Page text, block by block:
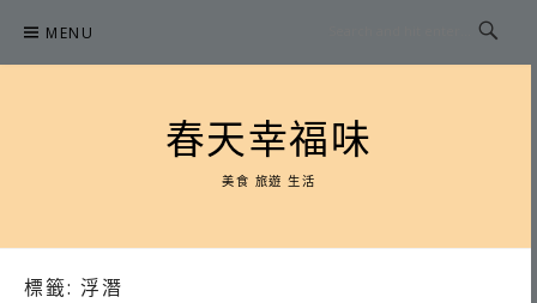
content
MENU
春天幸福味
美食 旅遊 生活
標籤: 浮潛